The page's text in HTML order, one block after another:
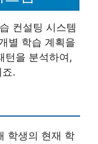
컨설팅 시스템
별 학습 계획을
턴을 분석하여,
.
학생의 현재 학